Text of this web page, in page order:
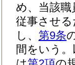
め、当該
従事させ
し、 第9条
間をいう